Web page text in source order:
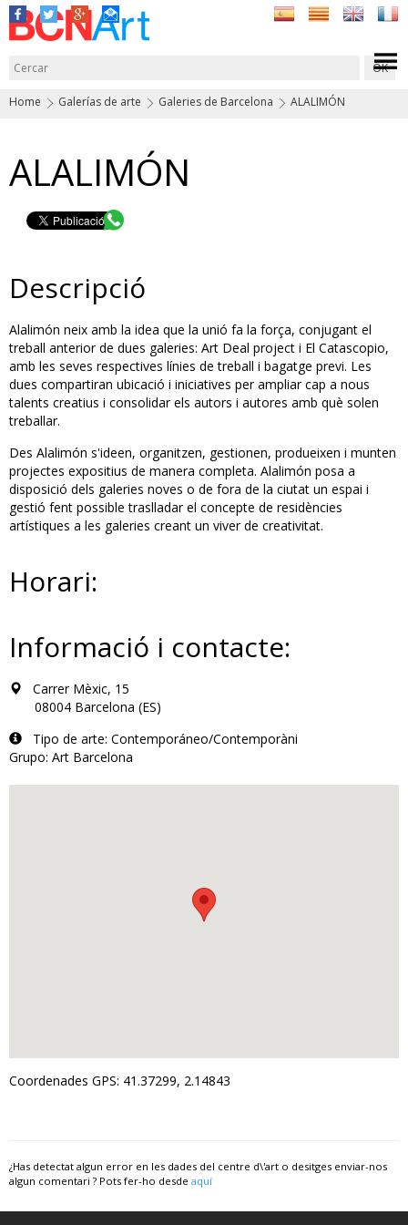
Home Galerías de arte Galeries de Barcelona ALALIMÓN
ALALIMÓN
Descripció
Alalimón neix amb la idea que la unió fa la força, conjugant el
treball anterior de dues galeries: Art Deal project i El Catascopio,
amb les seves respectives línies de treball i bagatge previ. Les
dues compartiran ubicació i iniciatives per ampliar cap a nous
talents creatius i consolidar els autors i autores amb què solen
treballar.
Des Alalimón s'ideen, organitzen, gestionen, produeixen i munten
projectes expositius de manera completa. Alalimón posa a
disposició dels galeries noves o de fora de la ciutat un espai i
gestió fent possible traslladar el concepte de residències
artístiques a les galeries creant un viver de creativitat.
Horari:
Informació i contacte:
Carrer Mèxic, 15
08004 Barcelona (ES)
Tipo de arte: Contemporáneo/Contemporàni
Grupo: Art Barcelona
Coordenades GPS: 41.37299, 2.14843
¿Has detectat algun error en les dades del centre d\'art o desitges enviar-nos
algun comentari ? Pots fer-ho desde aquí